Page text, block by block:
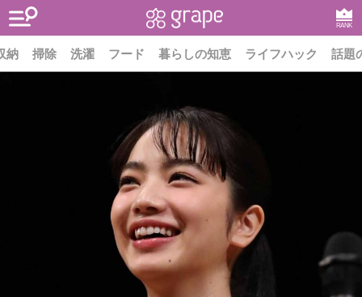
RANK
納 掃除 洗濯 フード 暮らしの知恵 ライフハック 話題